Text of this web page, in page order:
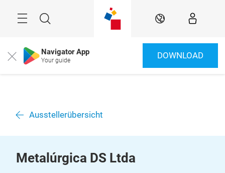
Suche DE
Close Navigator App
Your guide DOWNLOAD
Ausstellerübersicht
Metalúrgica DS Ltda